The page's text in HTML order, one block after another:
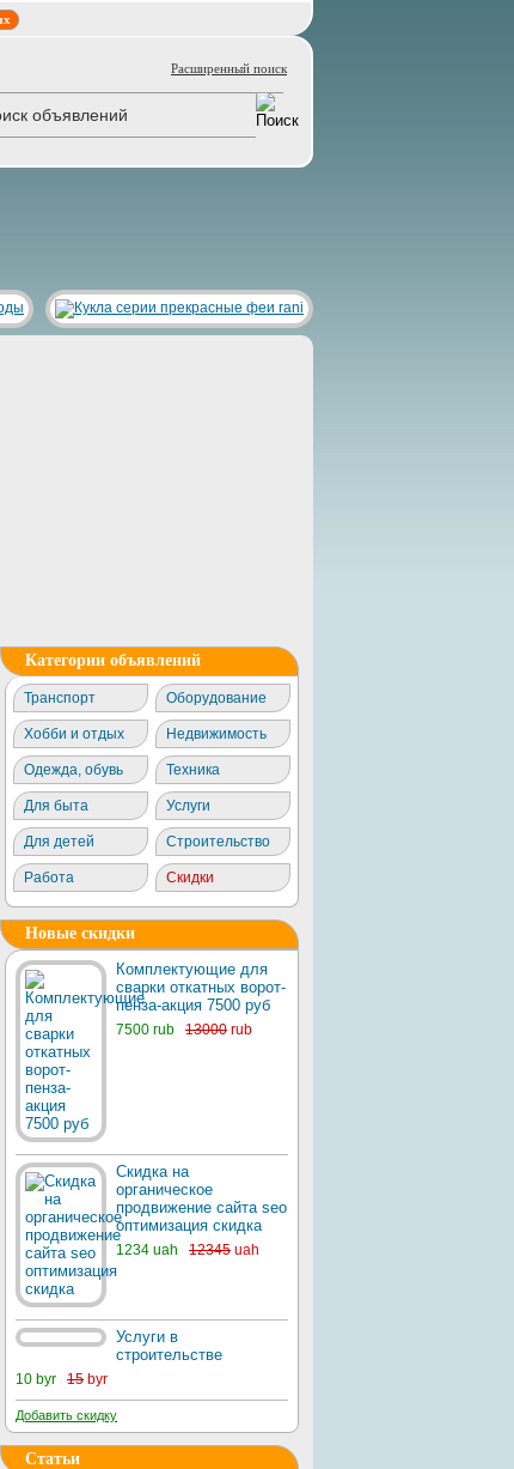
Расширенный поиск
Категории объявлений
Транспорт Оборудование
Хобби и отдых Недвижимость
Одежда, обувь Техника
Для быта Услуги
Для детей Строительство
Работа Скидки
Новые скидки
Комплектующие для
сварки откатных ворот-
пенза-акция 7500 руб
7500 rub 13000 rub
Скидка на
органическое
продвижение сайта seo
оптимизация скидка
1234 uah 12345 uah
Услуги в
строительстве
10 byr 15 byr
Добавить скидку
Статьи